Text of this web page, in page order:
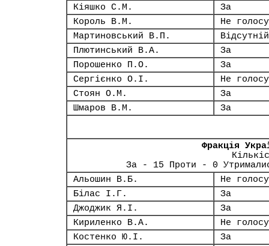
Кіяшко С.М.
За
Король В.М.
Не
Мартиновський В.П.
Відсутній
Плютинський В.А.
За
Порошенко П.О.
За
Сергієнко О.І.
Не
Стоян О.М.
За
Шмаров В.М.
За
Фракція
За - 15 Проти - 0
Альошин В.Б.
Не
Білас І.Г.
За
Джоджик Я.І.
За
Кириленко В.А.
Не
Костенко Ю.І.
За